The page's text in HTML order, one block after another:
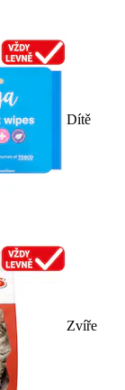
Dítě
Zvíře